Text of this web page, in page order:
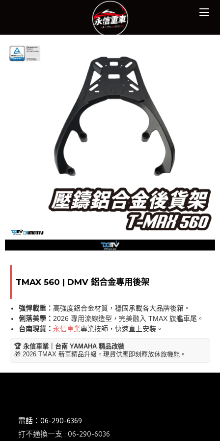
TMAX 560 | DMV 鋁合金專用後架
強悍載重： 高強度鋁合金材質，穩固承載各大品牌後箱。
俐落美學： 2026 專用流線造型，完美融入 TMAX 旗艦車尾。
台南現貨： 永信車業專業技師，快速直上安裝。
🏆 永信車業｜台南 YAMAHA 精品改裝
🎁 2026 TMAX 新車精品升級，現貨供應即刻釋放休旅機能。
電話：06-290-6369
打不通換一支 : 06-290-6036